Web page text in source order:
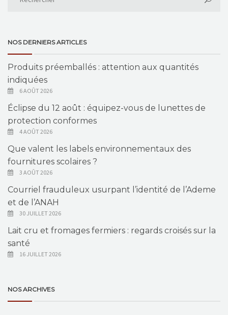
NOS DERNIERS ARTICLES
Produits préemballés : attention aux quantités
indiquées
6 AOÛT 2026
Éclipse du 12 août : équipez-vous de lunettes de
protection conformes
4 AOÛT 2026
Que valent les labels environnementaux des
fournitures scolaires ?
3 AOÛT 2026
Courriel frauduleux usurpant l’identité de l’Ademe
et de l’ANAH
30 JUILLET 2026
Lait cru et fromages fermiers : regards croisés sur la
santé
16 JUILLET 2026
NOS ARCHIVES